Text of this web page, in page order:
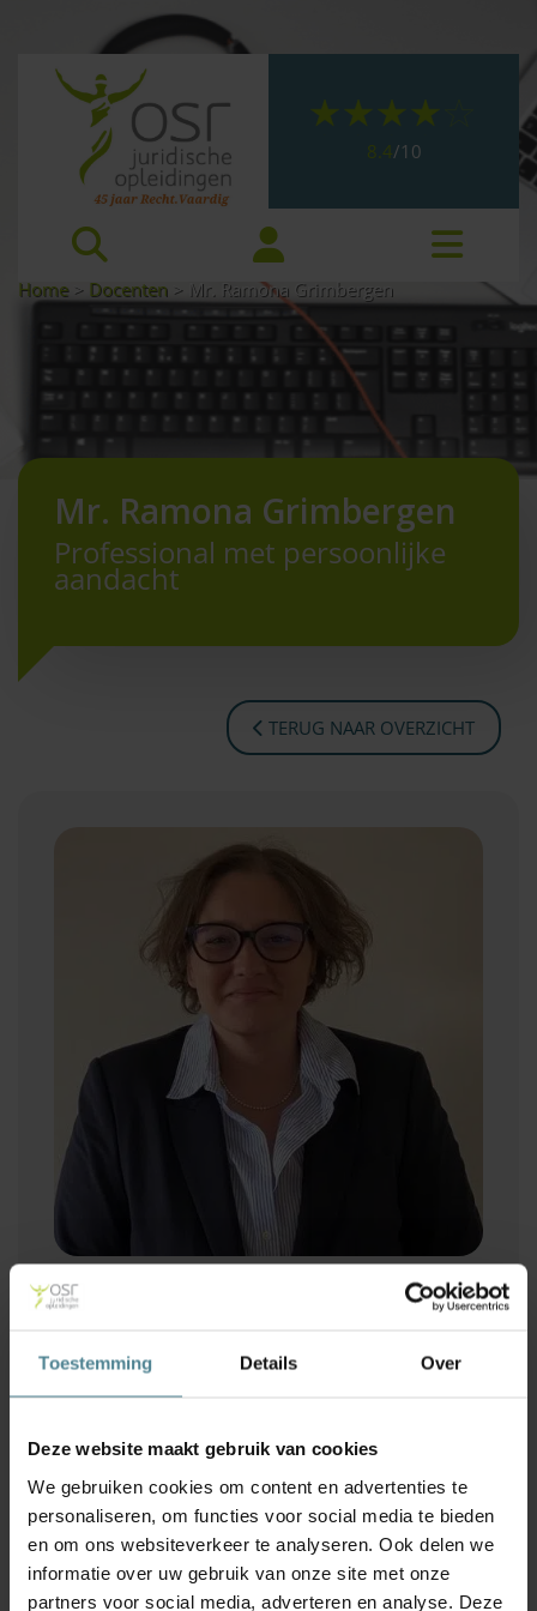
Toestemming Details Over
Deze website maakt gebruik van cookies
We gebruiken cookies om content en advertenties te
personaliseren, om functies voor social media te bieden
en om ons websiteverkeer te analyseren. Ook delen we
informatie over uw gebruik van onze site met onze
partners voor social media, adverteren en analyse. Deze
8.4/10
Home> Docenten > Mr. Ramona Grimbergen
Mr. Ramona Grimbergen
Professional met persoonlijke
aandacht
TERUG NAAR OVERZICHT
Mr. Ramona Grimbergen
plaatsververvangend collegelid bij het College voor
de Rechten van de Mens en rechter-plaatsvervanger
Biografie
Mevrouw R. (Ramona) Grimbergen heeft uitgebreide